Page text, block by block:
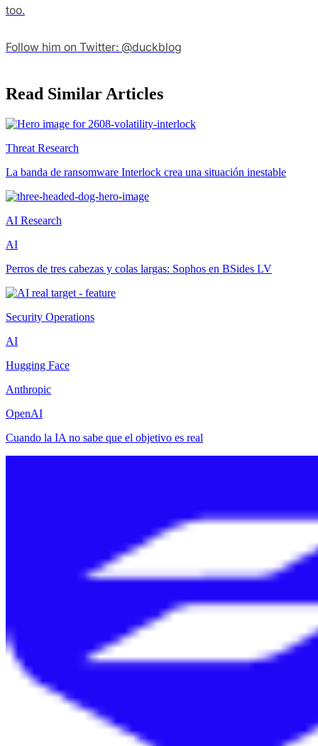
too.
Follow him on Twitter: @duckblog
Read Similar Articles
Threat Research
La banda de ransomware Interlock crea una situación inestable
AI Research
AI
Perros de tres cabezas y colas largas: Sophos en BSides LV
Security Operations
AI
Hugging Face
Anthropic
OpenAI
Cuando la IA no sabe que el objetivo es real